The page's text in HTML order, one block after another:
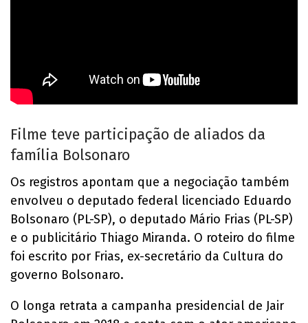
Filme teve participação de aliados da
família Bolsonaro
Os registros apontam que a negociação também
envolveu o deputado federal licenciado Eduardo
Bolsonaro (PL-SP), o deputado Mário Frias (PL-SP)
e o publicitário Thiago Miranda. O roteiro do filme
foi escrito por Frias, ex-secretário da Cultura do
governo Bolsonaro.
O longa retrata a campanha presidencial de Jair